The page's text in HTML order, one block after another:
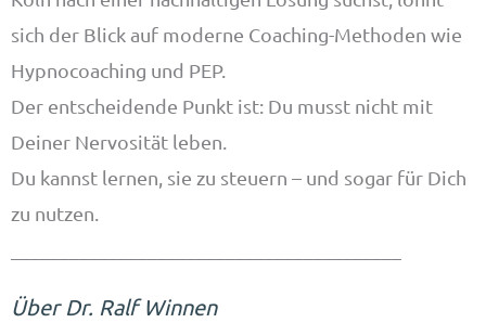
sich der Blick auf moderne Coaching-Methoden wie
Hypnocoaching und PEP.
Der entscheidende Punkt ist: Du musst nicht mit
Deiner Nervosität leben.
Du kannst lernen, sie zu steuern – und sogar für Dich
zu nutzen.
Über Dr. Ralf Winnen